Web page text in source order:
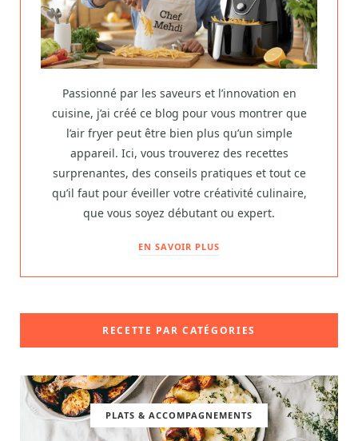
Passionné par les saveurs et l’innovation en
cuisine, j’ai créé ce blog pour vous montrer que
l’air fryer peut être bien plus qu’un simple
appareil. Ici, vous trouverez des recettes
surprenantes, des conseils pratiques et tout ce
qu’il faut pour éveiller votre créativité culinaire,
que vous soyez débutant ou expert.
EN SAVOIR PLUS
RECETTE PAR CATÉGORIES
PLATS & ACCOMPAGNEMENTS